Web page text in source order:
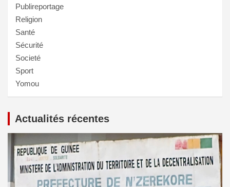
Publireportage
Religion
Santé
Sécurité
Societé
Sport
Yomou
Actualités récentes